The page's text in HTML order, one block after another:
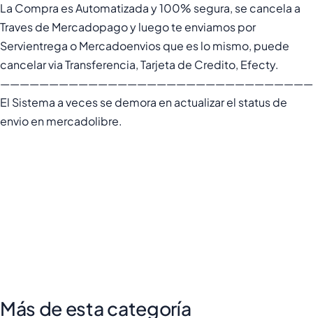
La Compra es Automatizada y 100% segura, se cancela a
Traves de Mercadopago y luego te enviamos por
Servientrega o Mercadoenvios que es lo mismo, puede
cancelar via Transferencia, Tarjeta de Credito, Efecty.
El Sistema a veces se demora en actualizar el status de
envio en mercadolibre.
Más de esta categoría